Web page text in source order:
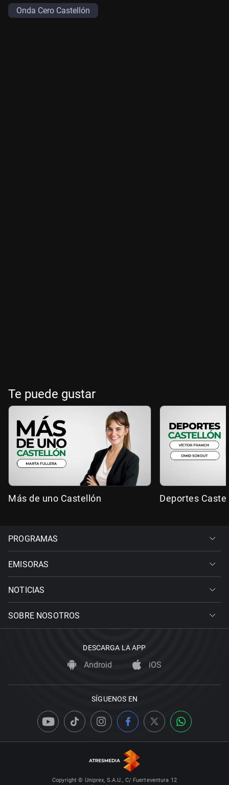
Onda Cero Castellón
Te puede gustar
Más de uno Castellón Deportes
PROGRAMAS
EMISORAS
NOTICIAS
SOBRE NOSOTROS
DESCARGA LA APP
Android iOS
SÍGUENOS EN
Copyright © Uniprex, S.A.U., C/ Fuerteventura 12